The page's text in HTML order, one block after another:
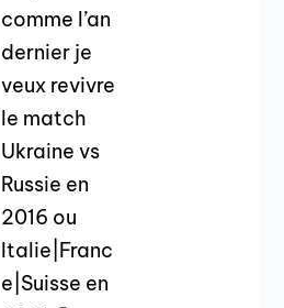
comme l’an
dernier je
veux revivre
le match
Ukraine vs
Russie en
2016 ou
Italie|Franc
e|Suisse en